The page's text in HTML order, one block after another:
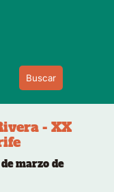
Buscar
- XX
marzo de